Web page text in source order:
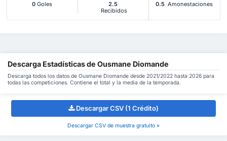
0 Goles
2.5
Recibidos
0.5 Amonestaciones
Descarga Estadísticas de Ousmane Diomande
Descarga todos los datos de Ousmane Diomande desde 2021/2022 hasta 2026 para
todas las competiciones. Contiene el total y la media de la temporada.
Descargar CSV (1 Crédito)
Descargar CSV de muestra gratuito »